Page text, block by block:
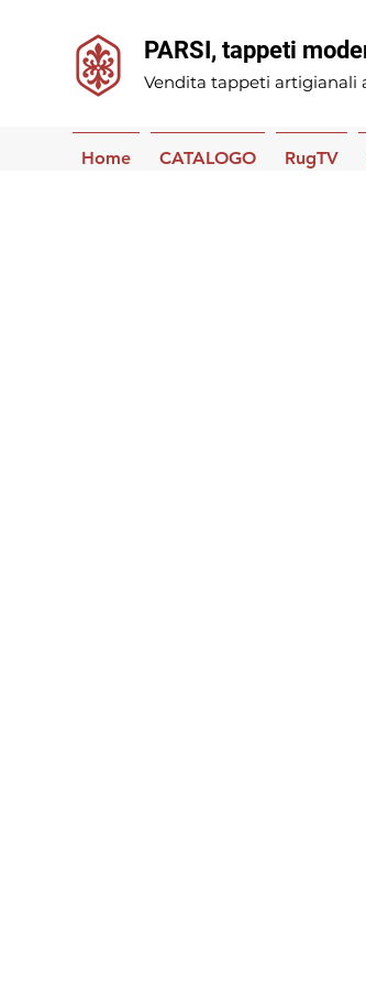
PARSI, tappeti
Vendita tappeti artigianali
Home CATALOGO RugTV